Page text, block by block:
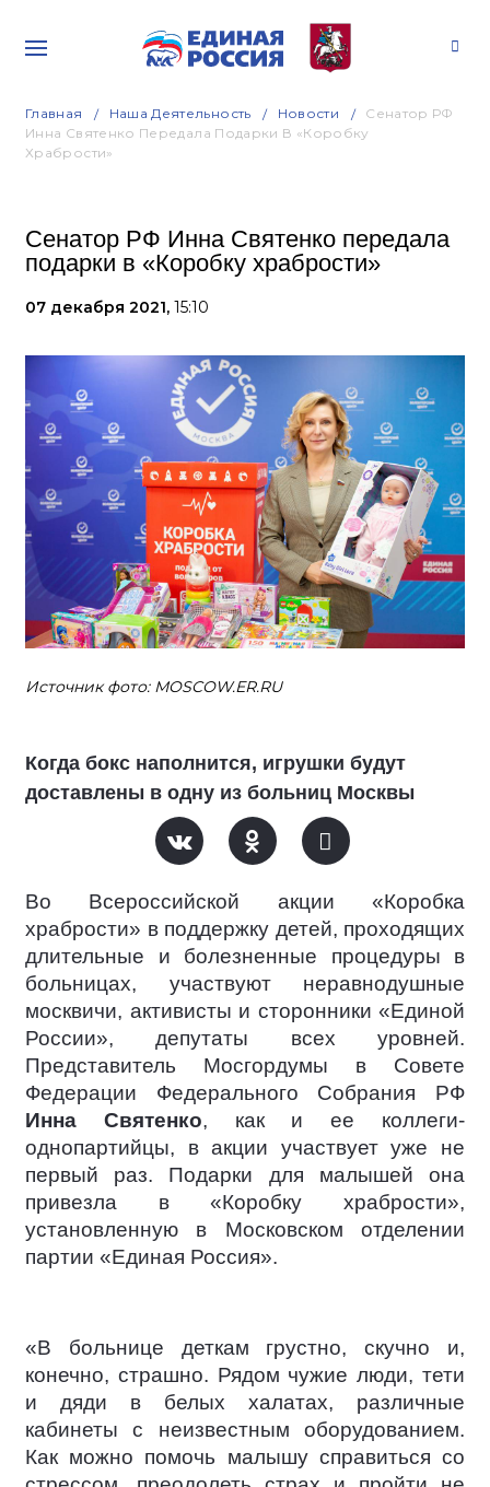
Главная Наша Деятельность Новости
Сенатор РФ
Инна Святенко Передала Подарки В «Коробку
Храбрости»
Сенатор РФ Инна Святенко передала
подарки в «Коробку храбрости»
07 декабря 2021, 15:10
Источник фото: MOSCOW.ER.RU
Когда бокс наполнится, игрушки будут
доставлены в одну из больниц Москвы
Во Всероссийской акции «Коробка
храбрости» в поддержку детей, проходящих
длительные и болезненные процедуры в
больницах, участвуют неравнодушные
москвичи, активисты и сторонники «Единой
России», депутаты всех уровней.
Представитель Мосгордумы в Совете
Федерации Федерального Собрания РФ
Инна Святенко, как и ее коллеги-
однопартийцы, в акции участвует уже не
первый раз. Подарки для малышей она
привезла в «Коробку храбрости»,
установленную в Московском отделении
партии «Единая Россия».
«В больнице деткам грустно, скучно и,
конечно, страшно. Рядом чужие люди, тети
и дяди в белых халатах, различные
кабинеты с неизвестным оборудованием.
Как можно помочь малышу справиться со